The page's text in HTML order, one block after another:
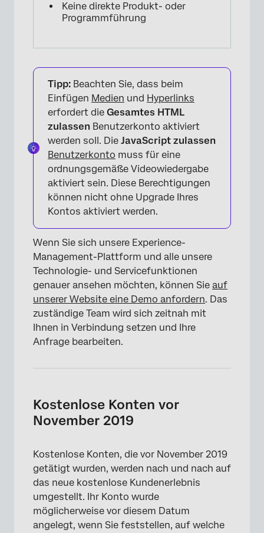
Keine direkte Produkt- oder
Programmführung
Tipp: Beachten Sie, dass beim
Einfügen Medien und Hyperlinks
erfordert die Gesamtes HTML
zulassen Benutzerkonto aktiviert
werden soll. Die JavaScript zulassen
Benutzerkonto muss für eine
ordnungsgemäße Videowiedergabe
aktiviert sein. Diese Berechtigungen
können nicht ohne Upgrade Ihres
Kontos aktiviert werden.
Wenn Sie sich unsere Experience-
Management-Plattform und alle unsere
Technologie- und Servicefunktionen
genauer ansehen möchten, können Sie auf
unserer Website eine Demo anfordern. Das
zuständige Team wird sich zeitnah mit
Ihnen in Verbindung setzen und Ihre
Anfrage bearbeiten.
Kostenlose Konten vor
November 2019
Kostenlose Konten, die vor November 2019
getätigt wurden, werden nach und nach auf
das neue kostenlose Kundenerlebnis
umgestellt. Ihr Konto wurde
möglicherweise vor diesem Datum
angelegt, wenn Sie feststellen, auf welche